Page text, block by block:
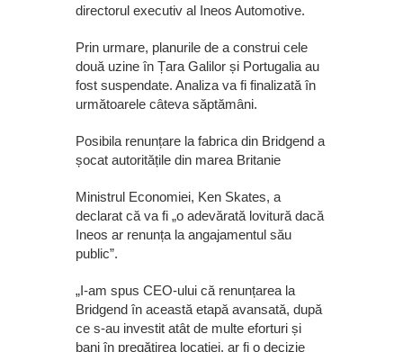
directorul executiv al Ineos Automotive.
Prin urmare, planurile de a construi cele
două uzine în Țara Galilor și Portugalia au
fost suspendate. Analiza va fi finalizată în
următoarele câteva săptămâni.
Posibila renunțare la fabrica din Bridgend a
șocat autoritățile din marea Britanie
Ministrul Economiei, Ken Skates, a
declarat că va fi „o adevărată lovitură dacă
Ineos ar renunța la angajamentul său
public”.
„I-am spus CEO-ului că renunțarea la
Bridgend în această etapă avansată, după
ce s-au investit atât de multe eforturi și
bani în pregătirea locației, ar fi o decizie